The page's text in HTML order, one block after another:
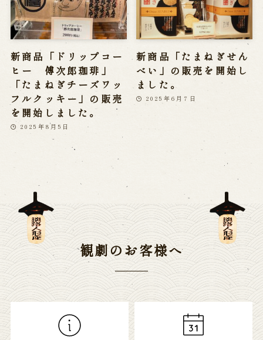
新商品「ドリップコー
ヒー 傅次郎珈琲」
「たまねぎチーズワッ
フルクッキー」の販売
を開始しました。
2025年8月5日
新商品「たまねぎせん
べい」の販売を開始し
ました。
2025年6月7日
観劇のお客様へ